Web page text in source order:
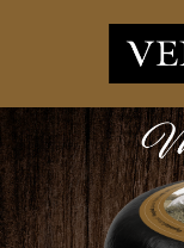
JUUSTUD
UUDISED